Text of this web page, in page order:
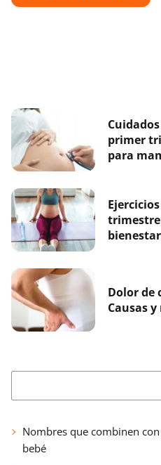
primer
para
Dolor de
Causas
Nombres que combinen
bebé